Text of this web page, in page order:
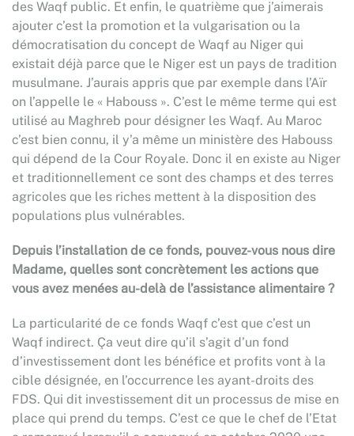
des Waqf public. Et enfin, le quatrième que j’aimerais
ajouter c’est la promotion et la vulgarisation ou la
démocratisation du concept de Waqf au Niger qui
existait déjà parce que le Niger est un pays de tradition
musulmane. J’aurais appris que par exemple dans l’Aïr
on l’appelle le « Habouss ». C’est le même terme qui est
utilisé au Maghreb pour désigner les Waqf. Au Maroc
c’est bien connu, il y’a même un ministère des Habouss
qui dépend de la Cour Royale. Donc il en existe au Niger
et traditionnellement ce sont des champs et des terres
agricoles que les riches mettent à la disposition des
populations plus vulnérables.
Depuis l’installation de ce fonds, pouvez-vous nous dire
Madame, quelles sont concrètement les actions que
vous avez menées au-delà de l’assistance alimentaire ?
La particularité de ce fonds Waqf c’est que c’est un
Waqf indirect. Ça veut dire qu’il s’agit d’un fond
d’investissement dont les bénéfice et profits vont à la
cible désignée, en l’occurrence les ayant-droits des
FDS. Qui dit investissement dit un processus de mise en
place qui prend du temps. C’est ce que le chef de l’Etat